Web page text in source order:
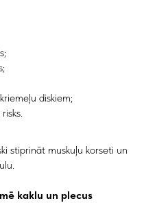
diskiem;
stiprināt muskuļu korseti un
kaklu un plecus